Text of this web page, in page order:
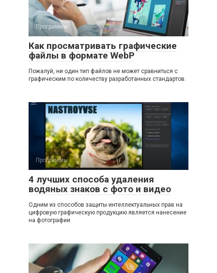
Программы
Как просматривать графические
файлы в формате WebP
Пожалуй, ни один тип файлов не может сравниться с
графическим по количеству разработанных стандартов.
Программы
4 лучших способа удаления
водяных знаков с фото и видео
Одним из способов защиты интеллектуальных прав на
цифровую графическую продукцию является нанесение
на фотографии